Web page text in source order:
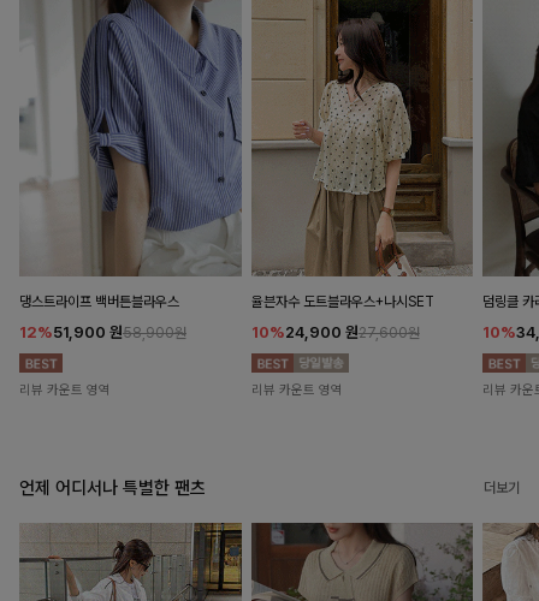
댕스트라이프 백버튼블라우스
12%51,900 원58,900원
리뷰 카운트 영역
율븐자수 도트블라우스+나시SET
10%24,900 원27,600원
리뷰 카운트 영역
덤링클 카
10%
리뷰 카운
언제 어디서나 특별한 팬츠 더보기